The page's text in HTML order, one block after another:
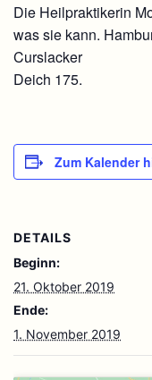
Die Heilpraktikerin
was sie kann.
Curslacker
Deich 175.
Zum Kalender
DETAILS
Beginn:
21. Oktober 2019
Ende:
1. November 2019